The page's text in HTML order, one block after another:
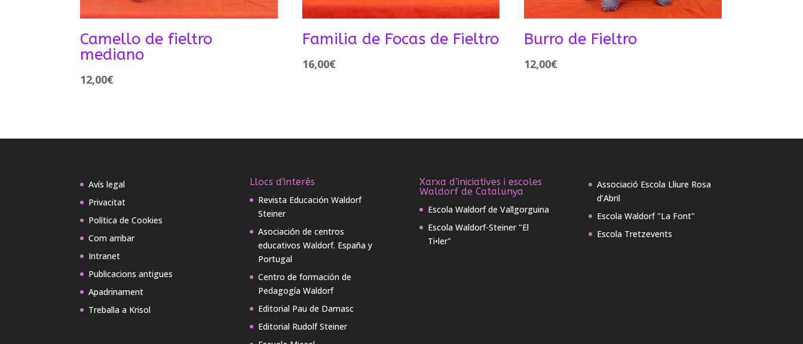
Camello de fieltro
mediano
12,00€
Familia de Focas de Fieltro
16,00€
Burro de Fieltro
12,00€
Avís legal
Privacitat
Política de Cookies
Com arribar
Intranet
Publicacions antigues
Apadrinament
Treballa a Krisol
Llocs d'interès
Revista Educación Waldorf
Steiner
Asociación de centros
educativos Waldorf. España y
Portugal
Centro de formación de
Pedagogía Waldorf
Editorial Pau de Damasc
Editorial Rudolf Steiner
Xarxa d’iniciatives i escoles
Waldorf de Catalunya
Escola Waldorf de Vallgorguina
Escola Waldorf-Steiner "El
Ti•ler"
Associació Escola Lliure Rosa
d’Abril
Escola Waldorf "La Font"
Escola Tretzevents